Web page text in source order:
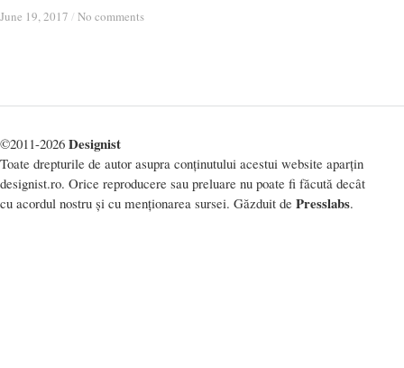
June 19, 2017 / No comments
June 19, 2017 / No comments
©2011-2026 Designist
Toate drepturile de autor asupra conținutului acestui website aparțin
designist.ro. Orice reproducere sau preluare nu poate fi făcută decât
cu acordul nostru și cu menționarea sursei. Găzduit de Presslabs.